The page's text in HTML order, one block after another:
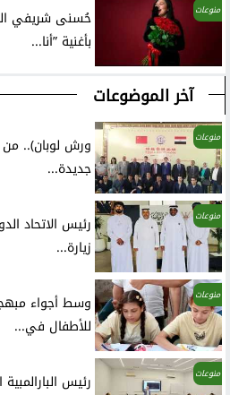
منوعات
حُسنى شريفي
بأغنية ”أنا...
آخر الموضوعات
منوعات
ورش لوبان).. من
جديدة...
منوعات
رئيس الاتحاد
زيارة...
منوعات
وسط أجواء
للأطفال في...
منوعات
رئيس